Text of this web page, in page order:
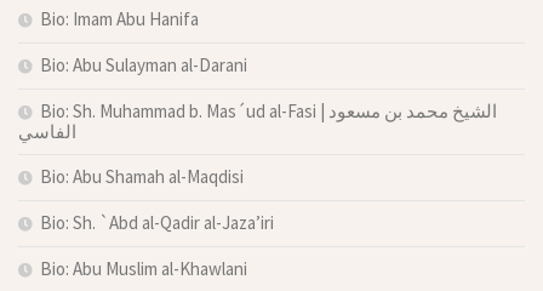
Bio: Imam Abu Hanifa
Bio: Abu Sulayman al-Darani
Bio: Sh. Muhammad b. Mas´ud al-Fasi | الشيخ محمد بن مسعود
الفاسي
Bio: Abu Shamah al-Maqdisi
Bio: Sh. `Abd al-Qadir al-Jaza’iri
Bio: Abu Muslim al-Khawlani